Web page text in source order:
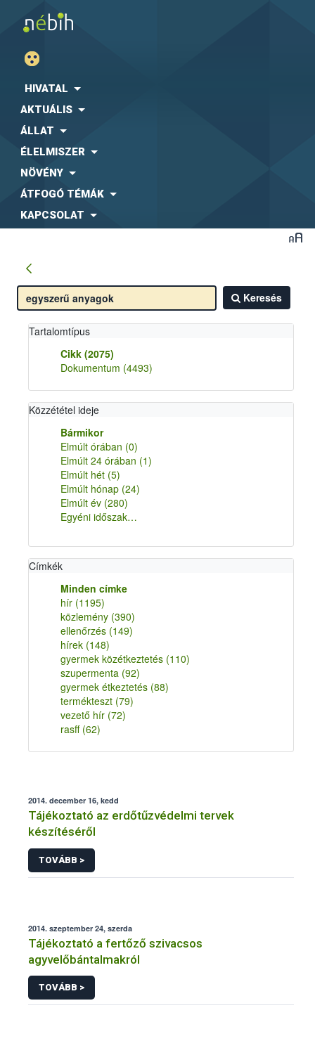
HIVATAL
AKTUÁLIS
ÁLLAT
ÉLELMISZER
NÖVÉNY
ÁTFOGÓ TÉMÁK
KAPCSOLAT
Keresés
Tartalomtípus
Cikk (2075)
Dokumentum (4493)
Közzététel ideje
Bármikor
Elmúlt órában (0)
Elmúlt 24 órában (1)
Elmúlt hét (5)
Elmúlt hónap (24)
Elmúlt év (280)
Egyéni időszak…
Címkék
Minden címke
hír (1195)
közlemény (390)
ellenőrzés (149)
hírek (148)
gyermek közétkeztetés (110)
szupermenta (92)
gyermek étkeztetés (88)
termékteszt (79)
vezető hír (72)
rasff (62)
2014. december 16, kedd
Tájékoztató az erdőtűzvédelmi tervek
készítéséről
TOVÁBB >
2014. szeptember 24, szerda
Tájékoztató a fertőző szivacsos
agyvelőbántalmakról
TOVÁBB >